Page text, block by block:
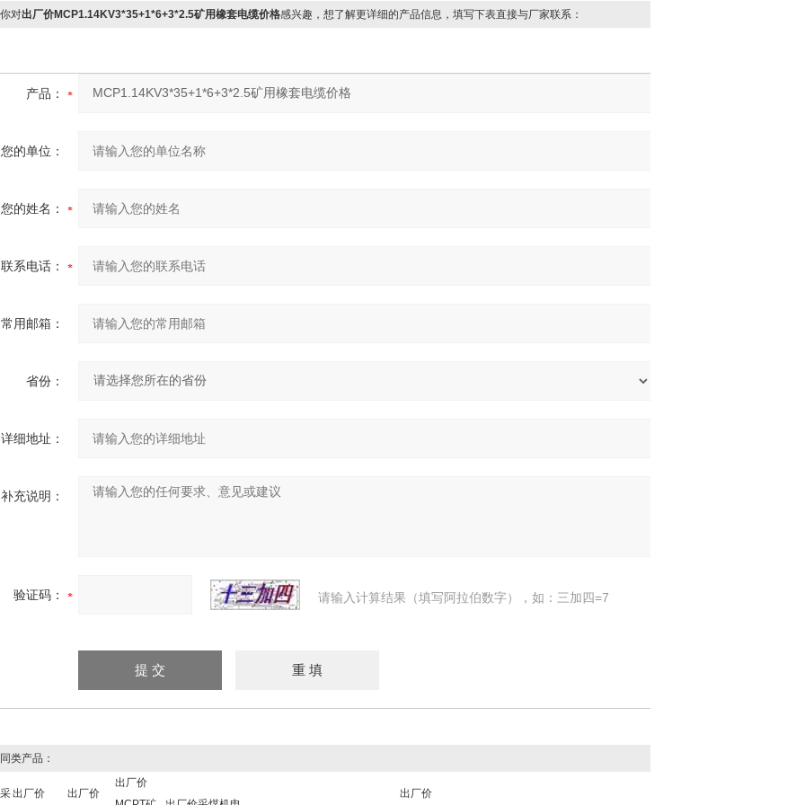
对出厂价MCP1.14KV3*35+1*6+3*2.5矿用橡套电缆价格感兴趣，想了解更详细的产品信息，填写下表直接与厂家联系：
产品：
您的单位：
您的姓名：
联系电话：
常用邮箱：
省份：
详细地址：
补充说明：
验证码： 请输入计算结果（填写阿拉伯数字），如：三加四=7
类产品：
出厂价 出厂价
出厂价
出厂价